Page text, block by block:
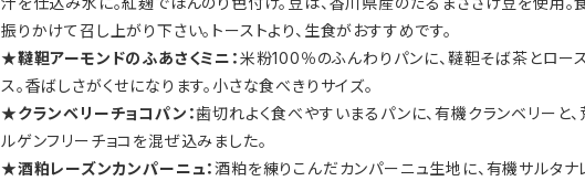
振りかけて召し上がり下さい。トーストより、生食がおすすめです。
★韃靼アーモンドのふあさくミニ：米粉100％のふんわりパンに、韃靼そば茶とロー
ス。香ばしさがくせになります。小さな食べきりサイズ。
★クランベリーチョコパン：歯切れよく食べやすいまるパンに、有機クランベリーと
ルゲンフリーチョコを混ぜ込みました。
★酒粕レーズンカンパーニュ：酒粕を練りこんだカンパーニュ生地に、有機サルタナ